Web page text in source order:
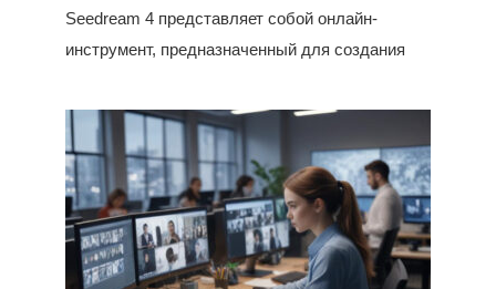
Seedream 4 представляет собой онлайн-
инструмент, предназначенный для создания